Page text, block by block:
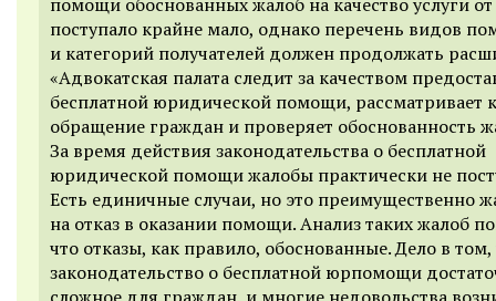
поступало крайне мало, однако перечень видов
и категорий получателей должен продолжать
«Адвокатская палата следит за качеством
бесплатной юридической помощи, рассматривает
обращение граждан и проверяет обоснованность
За время действия законодательства о бесплатной
юридической помощи жалобы практически не
Есть единичные случаи, но это преимущественно
на отказ в оказании помощи. Анализ таких жалоб
что отказы, как правило, обоснованные. Дело в том,
законодательство о бесплатной юрпомощи